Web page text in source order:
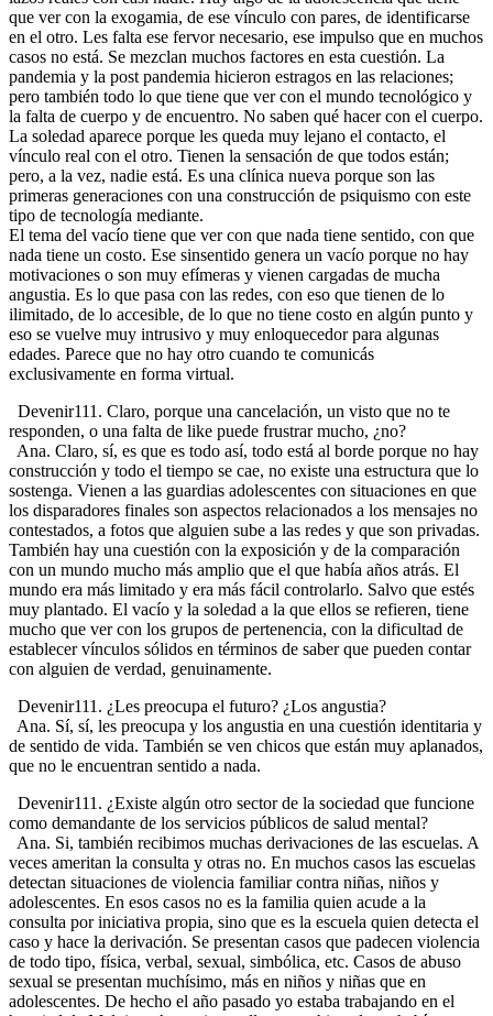
que ver con la exogamia, de ese vínculo con pares, de identificarse
en el otro. Les falta ese fervor necesario, ese impulso que en muchos
casos no está. Se mezclan muchos factores en esta cuestión. La
pandemia y la post pandemia hicieron estragos en las relaciones;
pero también todo lo que tiene que ver con el mundo tecnológico y
la falta de cuerpo y de encuentro. No saben qué hacer con el cuerpo.
La soledad aparece porque les queda muy lejano el contacto, el
vínculo real con el otro. Tienen la sensación de que todos están;
pero, a la vez, nadie está. Es una clínica nueva porque son las
primeras generaciones con una construcción de psiquismo con este
tipo de tecnología mediante.
El tema del vacío tiene que ver con que nada tiene sentido, con que
nada tiene un costo. Ese sinsentido genera un vacío porque no hay
motivaciones o son muy efímeras y vienen cargadas de mucha
angustia. Es lo que pasa con las redes, con eso que tienen de lo
ilimitado, de lo accesible, de lo que no tiene costo en algún punto y
eso se vuelve muy intrusivo y muy enloquecedor para algunas
edades. Parece que no hay otro cuando te comunicás
exclusivamente en forma virtual.
Devenir111. Claro, porque una cancelación, un visto que no te
responden, o una falta de like puede frustrar mucho, ¿no?
Ana. Claro, sí, es que es todo así, todo está al borde porque no hay
construcción y todo el tiempo se cae, no existe una estructura que lo
sostenga. Vienen a las guardias adolescentes con situaciones en que
los disparadores finales son aspectos relacionados a los mensajes no
contestados, a fotos que alguien sube a las redes y que son privadas.
También hay una cuestión con la exposición y de la comparación
con un mundo mucho más amplio que el que había años atrás. El
mundo era más limitado y era más fácil controlarlo. Salvo que estés
muy plantado. El vacío y la soledad a la que ellos se refieren, tiene
mucho que ver con los grupos de pertenencia, con la dificultad de
establecer vínculos sólidos en términos de saber que pueden contar
con alguien de verdad, genuinamente.
Devenir111. ¿Les preocupa el futuro? ¿Los angustia?
Ana. Sí, sí, les preocupa y los angustia en una cuestión identitaria y
de sentido de vida. También se ven chicos que están muy aplanados,
que no le encuentran sentido a nada.
Devenir111. ¿Existe algún otro sector de la sociedad que funcione
como demandante de los servicios públicos de salud mental?
Ana. Si, también recibimos muchas derivaciones de las escuelas. A
veces ameritan la consulta y otras no. En muchos casos las escuelas
detectan situaciones de violencia familiar contra niñas, niños y
adolescentes. En esos casos no es la familia quien acude a la
consulta por iniciativa propia, sino que es la escuela quien detecta el
caso y hace la derivación. Se presentan casos que padecen violencia
de todo tipo, física, verbal, sexual, simbólica, etc. Casos de abuso
sexual se presentan muchísimo, más en niños y niñas que en
adolescentes. De hecho el año pasado yo estaba trabajando en el